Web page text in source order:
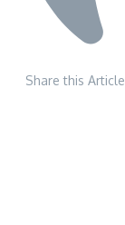
Share this Article